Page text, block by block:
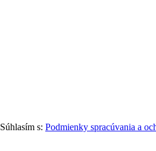
Súhlasím s: Podmienky spracúvania a